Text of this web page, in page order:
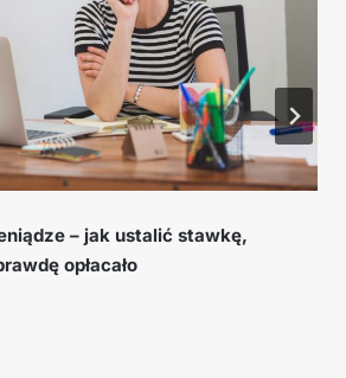
window, EPC i konwersja –
afiliacyjnych, które musisz znać